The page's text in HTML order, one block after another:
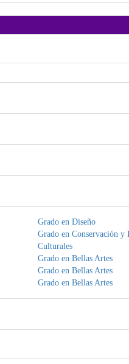
Grado en Diseño
Grado en Conservación y
Culturales
Grado en Bellas Artes
Grado en Bellas Artes
Grado en Bellas Artes